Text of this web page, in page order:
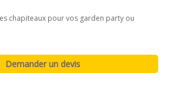
chapiteaux pour vos garden party ou